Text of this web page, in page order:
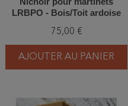
LRBPO - Bois/Toit ardoise
75,00 €
AJOUTER AU PANIER